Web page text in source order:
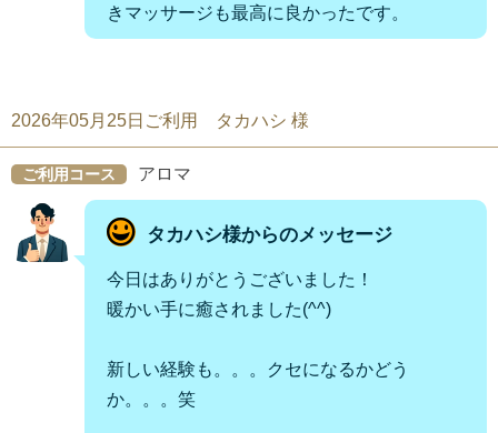
きマッサージも最高に良かったです。
2026年05月25日ご利用 タカハシ 様
ご利用コース アロマ
タカハシ様からのメッセージ
今日はありがとうございました！
暖かい手に癒されました(^^)
新しい経験も。。。クセになるかどう
か。。。笑